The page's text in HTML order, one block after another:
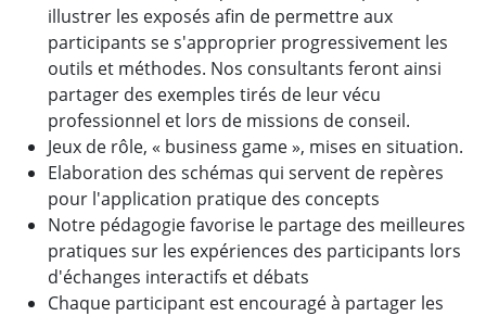
illustrer les exposés afin de permettre aux
participants se s'approprier progressivement les
outils et méthodes. Nos consultants feront ainsi
partager des exemples tirés de leur vécu
professionnel et lors de missions de conseil.
Jeux de rôle, « business game », mises en situation.
Elaboration des schémas qui servent de repères
pour l'application pratique des concepts
Notre pédagogie favorise le partage des meilleures
pratiques sur les expériences des participants lors
d'échanges interactifs et débats
Chaque participant est encouragé à partager les